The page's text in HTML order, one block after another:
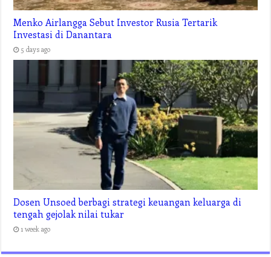
Menko Airlangga Sebut Investor Rusia Tertarik
Investasi di Danantara
5 days ago
Dosen Unsoed berbagi strategi keuangan keluarga di
tengah gejolak nilai tukar
1 week ago